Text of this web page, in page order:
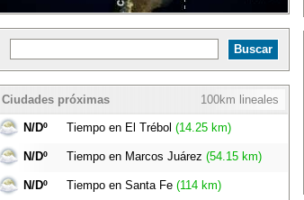
100km lineales
Ciudades próximas
N/Dº Tiempo en El Trébol (14.25 km)
N/Dº Tiempo en Marcos Juárez (54.15 km)
N/Dº Tiempo en Santa Fe (114 km)